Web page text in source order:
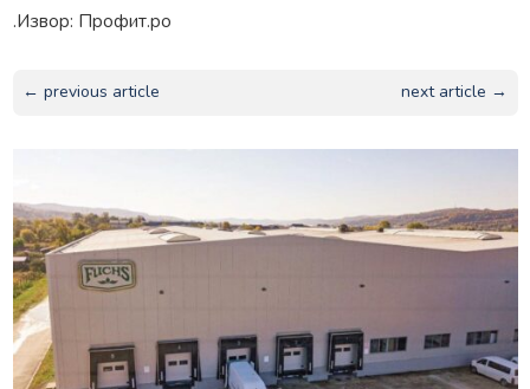
.Извор: Профит.ро
← previous article next article →